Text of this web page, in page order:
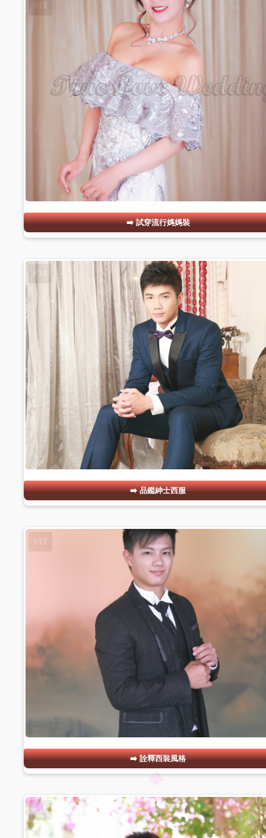
試穿流行媽媽裝
#16
品鑑紳士西服
詮釋西裝風格
#18